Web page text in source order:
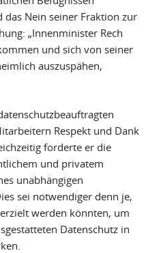
das Nein seiner Fraktion zur
„Innenminister Rech
und sich von seiner
auszuspähen,
Respekt und Dank
forderte er die
und privatem
unabhängigen
sei notwendiger denn je,
werden könnten, um
Datenschutz in